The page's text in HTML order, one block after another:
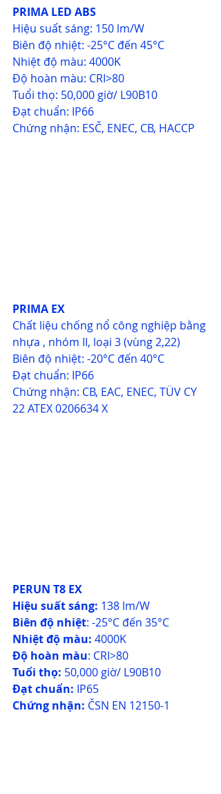
PRIMA LED ABS
Hiệu suất sáng: 150 lm/W
Biên độ nhiệt: -25°C đến 45°C
Nhiệt độ màu: 4000K
Độ hoàn màu: CRI>80
Tuổi thọ: 50,000 giờ/ L90B10
Đạt chuẩn: IP66
Chứng nhận: ESČ, ENEC, CB, HACCP
PRIMA EX
Chất liệu chống nổ công nghiệp bằng
nhựa , nhóm II, loại 3 (vùng 2,22)
Biên độ nhiệt: -20°C đến 40°C
Đạt chuẩn: IP66
Chứng nhận: CB, EAC, ENEC, TÜV CY
22 ATEX 0206634 X
PERUN T8 EX
Hiệu suất sáng: 138 lm/W
Biên độ nhiệt: -25°C đến 35°C
Nhiệt độ màu: 4000K
Độ hoàn màu: CRI>80
Tuổi thọ: 50,000 giờ/ L90B10
Đạt chuẩn: IP65
Chứng nhận: ČSN EN 12150-1